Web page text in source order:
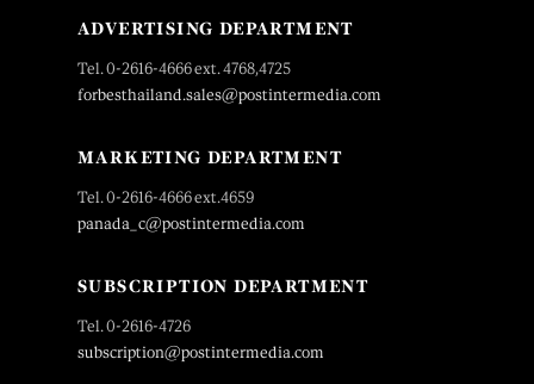
ADVERTISING DEPARTMENT
Tel. 0-2616-4666 ext. 4768,4725
forbesthailand.sales@postintermedia.com
MARKETING DEPARTMENT
Tel. 0-2616-4666 ext.4659
panada_c@postintermedia.com
SUBSCRIPTION DEPARTMENT
Tel. 0-2616-4726
subscription@postintermedia.com